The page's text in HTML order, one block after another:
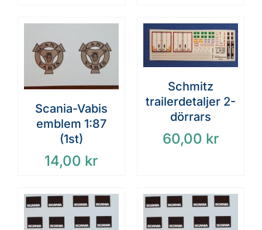
Scania-Vabis
emblem 1:87
(1st)
14,00 kr
Schmitz
trailerdetaljer 2-
dörrars
60,00 kr